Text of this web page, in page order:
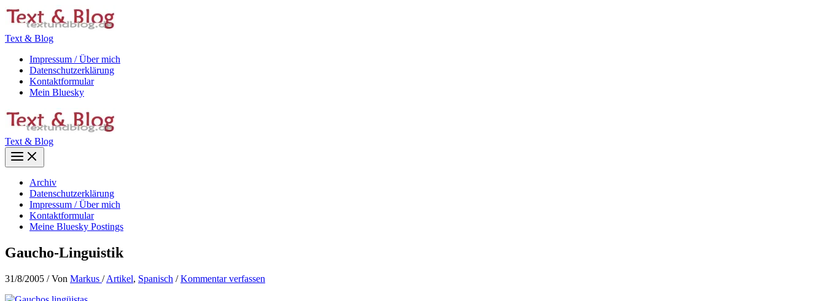
Zum
Inhalt
Text & Blog
Impressum / Über mich
Datenschutzerklärung
Kontaktformular
Mein Bluesky
Text & Blog
Main
Menu
Archiv
Datenschutzerklärung
Impressum / Über mich
Kontaktformular
Meine Bluesky Postings
Gaucho-Linguistik
31/8/2005 / Von Markus /Artikel, Spanisch /Kommentar verfassen